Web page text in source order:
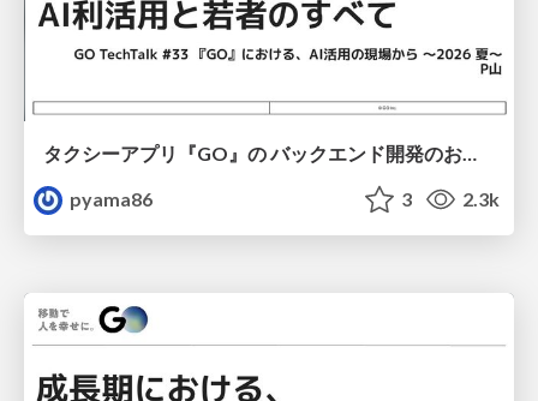
タクシーアプリ『GO』の バックエンド開発のおける AI利活用と若者のすべて
pyama86
3 2.3k